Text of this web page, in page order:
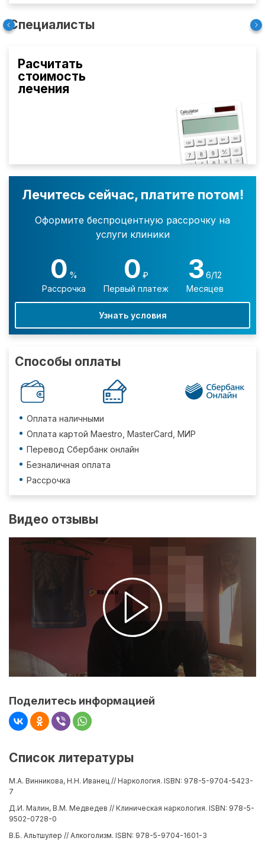
Специалисты
Расчитать
стоимость
лечения
Лечитесь сейчас, платите потом!
Оформите беспроцентную рассрочку на
услуги клиники
0 %
Рассрочка
0 ₽
Первый платеж
3 6/12
Месяцев
Узнать условия
Способы оплаты
Оплата наличными
Оплата картой Maestro, MasterCard, МИР
Перевод Сбербанк онлайн
Безналичная оплата
Рассрочка
Видео отзывы
Поделитесь информацией
Список литературы
М.А. Винникова, Н.Н. Иванец // Наркология. ISBN: 978-5-9704-5423-
7
Д.И. Малин, В.М. Медведев // Клиническая наркология. ISBN: 978-5-
9502-0728-0
В.Б. Альтшулер // Алкоголизм. ISBN: 978-5-9704-1601-3